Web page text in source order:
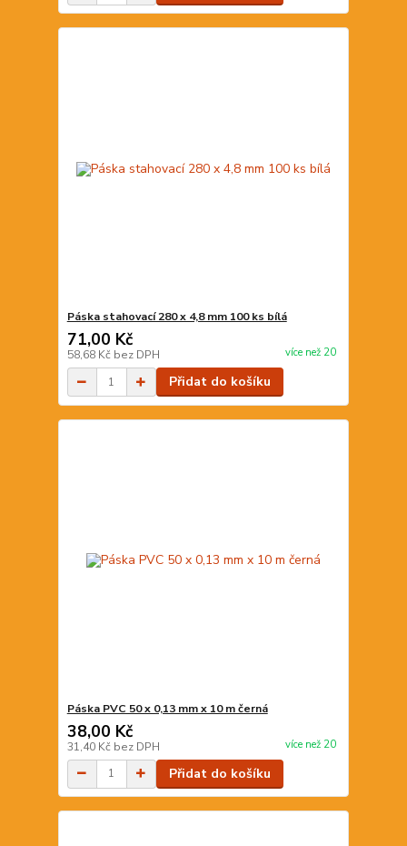
Páska stahovací 280 x 4,8 mm 100 ks bílá
71,00 Kč
58,68 Kč bez DPH více než 20
Přidat do košíku
Páska PVC 50 x 0,13 mm x 10 m černá
38,00 Kč
31,40 Kč bez DPH více než 20
Přidat do košíku